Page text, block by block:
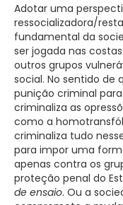
Adotar uma
ressocializadora/
fundamental da
ser jogada nas
outros grupos
social. No sentido de
punição criminal para
criminaliza as
como a
criminaliza tudo
para impor uma
apenas contra os
proteção penal do
de ensaio. Ou a